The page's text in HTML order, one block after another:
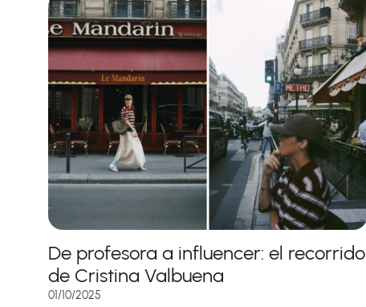
De profesora a influencer: el recorrido
de Cristina Valbuena
01/10/2025